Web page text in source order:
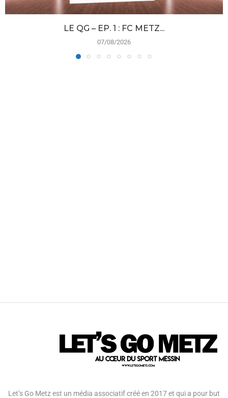
LE QG – EP. 1 : FC METZ...
07/08/2026
Let’s Go Metz est un média associatif créé en 2017 et qui a pour but